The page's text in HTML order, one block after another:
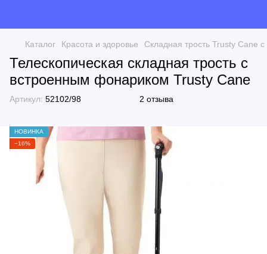
Каталог Красота и здоровье Складная трость Trusty Cane
Телескопическая складная трость с
встроенным фонариком Trusty Cane
Артикул: 52102/98 2 отзыва
НОВИНКА
−16%